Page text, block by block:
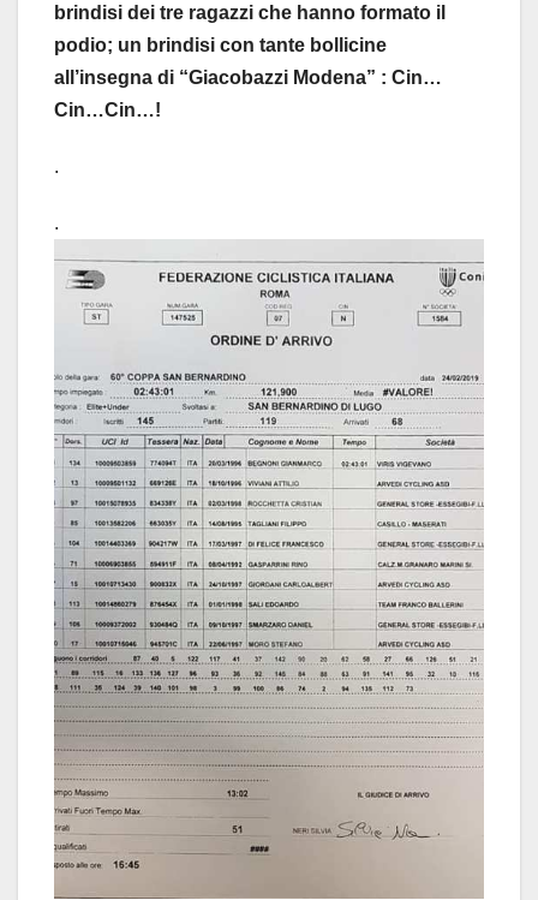
brindisi dei tre ragazzi che hanno formato il
podio; un brindisi con tante bollicine
all’insegna di “Giacobazzi Modena” : Cin…
Cin…Cin…!
.
.